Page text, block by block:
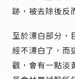
跡，被去除後反
至於漂白部分，
經不漂白了，而
觀，會有一點淡